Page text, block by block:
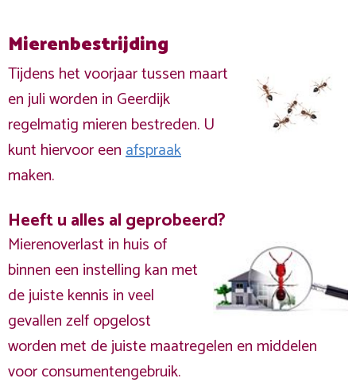
Mierenbestrijding
Tijdens het voorjaar tussen maart
en juli worden in Geerdijk
regelmatig mieren bestreden. U
kunt hiervoor eenafspraak
maken.
Heeft u alles al geprobeerd?
Mierenoverlast in huis of
binnen een instelling kan met
de juiste kennis in veel
gevallen zelf opgelost
worden met de juiste maatregelen en middelen
voor consumentengebruik.